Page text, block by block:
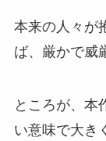
本来の人々が
ば、厳かで威
ところが、本
い意味で大き